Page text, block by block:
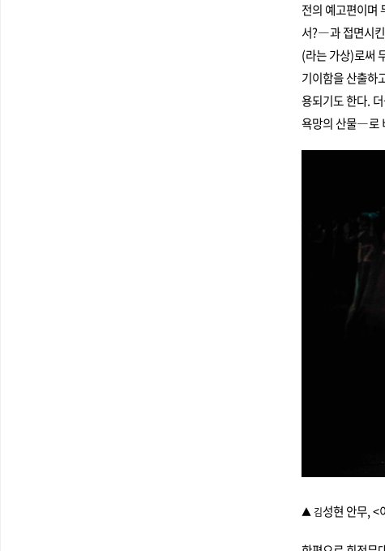
전의 예고편이며
서?―과 접면시킨
(라는 가상)로써
기이함을 산출하
용되기도 한다.
욕망의 산물―로
▲ 김성현 안무, <